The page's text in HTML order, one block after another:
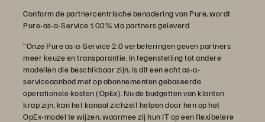
Conform de partnercentrische benadering van Pure, wordt
Pure-as-a-Service 100% via partners geleverd.
“Onze Pure as-a-Service 2.0 verbeteringen geven partners
meer keuze en transparantie. In tegenstelling tot andere
modellen die beschikbaar zijn, is dit een echt as-a-
serviceaanbod met op abonnementen gebaseerde
operationele kosten (OpEx). Nu de budgetten van klanten
krap zijn, kan het kanaal zichzelf helpen door hen op het
OpEx-model te wijzen, waarmee zij hun IT op een flexibelere